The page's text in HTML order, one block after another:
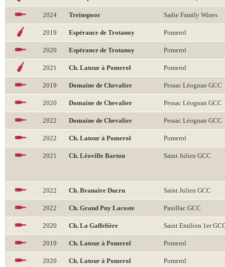
2024 Treinspoor Sadie Family Wines
2019 Espérance de Trotanoy Pomerol
2020 Espérance de Trotanoy Pomerol
2021 Ch. Latour à Pomerol Pomerol
2019 Domaine de Chevalier Pessac Léognan GCC
2020 Domaine de Chevalier Pessac Léognan GCC
2022 Domaine de Chevalier Pessac Léognan GCC
2022 Ch. Latour à Pomerol Pomerol
2021 Ch. Léoville Barton Saint Julien GCC
2022 Ch. Branaire Ducru Saint Julien GCC
2022 Ch. Grand Puy Lacoste Pauillac GCC
2020 Ch. La Gaffelière Saint Emilion 1er
2019 Ch. Latour à Pomerol Pomerol
2020 Ch. Latour à Pomerol Pomerol